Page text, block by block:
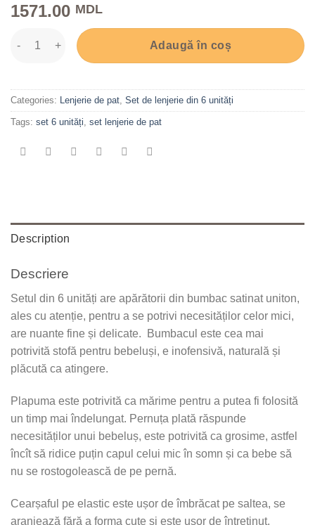
1571.00 MDL
Lenjerie pătuț bebe, set 6 unități, Model Mara, Baby Owl
Adaugă în coș
Categories: Lenjerie de pat Set de lenjerie din 6 unități
Tags: set 6 unități set lenjerie de pat
Description
Descriere
Setul din 6 unități are apărătorii din bumbac satinat uniton,
ales cu atenție, pentru a se potrivi necesităților celor mici,
are nuante fine și delicate. Bumbacul este cea mai
potrivită stofă pentru bebeluși, e inofensivă, naturală și
plăcută ca atingere.
Plapuma este potrivită ca mărime pentru a putea fi folosită
un timp mai îndelungat. Pernuța plată răspunde
necesităților unui bebeluș, este potrivită ca grosime, astfel
încît să ridice puțin capul celui mic în somn și ca bebe să
nu se rostogolească de pe pernă.
Cearșaful pe elastic este ușor de îmbrăcat pe saltea, se
aranjează fără a forma cute și este ușor de întreținut.